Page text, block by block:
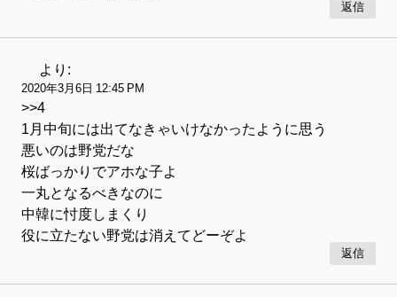
返信
より:
2020年3月6日 12:45 PM
>>4
1月中旬には出てなきゃいけなかったように思う
悪いのは野党だな
桜ばっかりでアホな子よ
一丸となるべきなのに
中韓に忖度しまくり
役に立たない野党は消えてどーぞよ
返信